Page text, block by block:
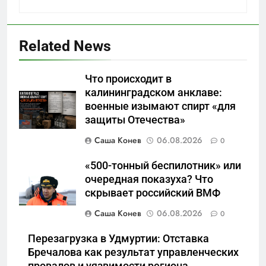
Related News
Что происходит в
калининградском анклаве:
военные изымают спирт «для
защиты Отечества»
Саша Конев
06.08.2026 0
«500-тонный беспилотник» или
очередная показуха? Что
скрывает российский ВМФ
Саша Конев
06.08.2026 0
Перезагрузка в Удмуртии: Отставка
Бречалова как результат управленческих
Отрезанные от помощи:
почему власть и
маркетплейсы «умывают
руки» после ударов по
складам Wildberries?
САНКТ-ПЕТЕРБУРГ И ОБЛАСТЬ
«Ростех» разъедают изнутри:
Серовский оборонный завод
идёт ко дну
САНКТ-ПЕТЕРБУРГ И ОБЛАСТЬ
«Бизнес на ветеранах и
покровительство»: как